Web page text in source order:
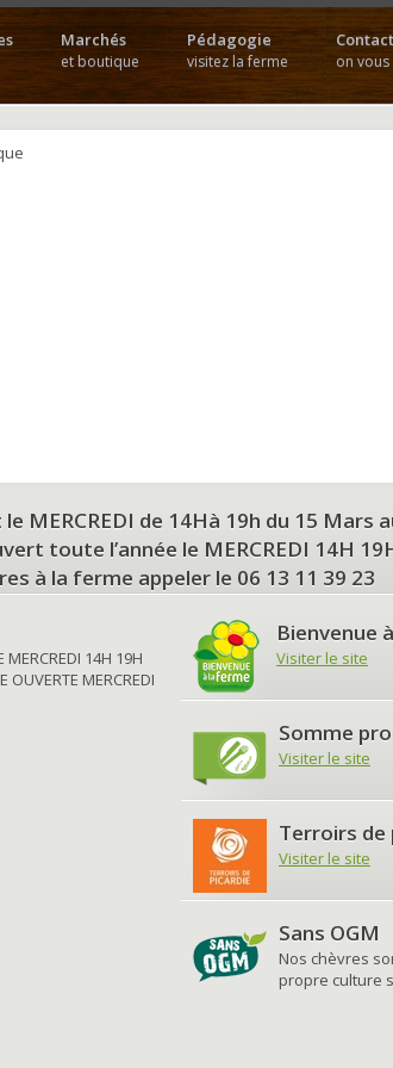
Marchés
et boutique
Pédagogie
visitez la ferme
Contact
on
MERCREDI de 14Hà 19h du 15 Mars
toute l’année le MERCREDI 14H
à la ferme appeler le 06 13 11 39 23
MERCREDI 14H 19H
OUVERTE MERCREDI
Bienvenue
Visiter le site
Somme
Visiter le site
Terroirs de
Visiter le site
Sans OGM
Nos chèvres
propre culture